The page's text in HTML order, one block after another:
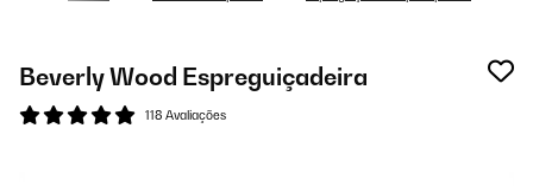
Beverly Wood Espreguiçadeira
118 Avaliações